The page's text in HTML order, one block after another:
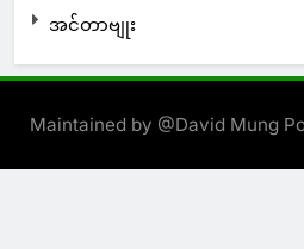
အင်တာဗျုး
Maintained by @David Mung